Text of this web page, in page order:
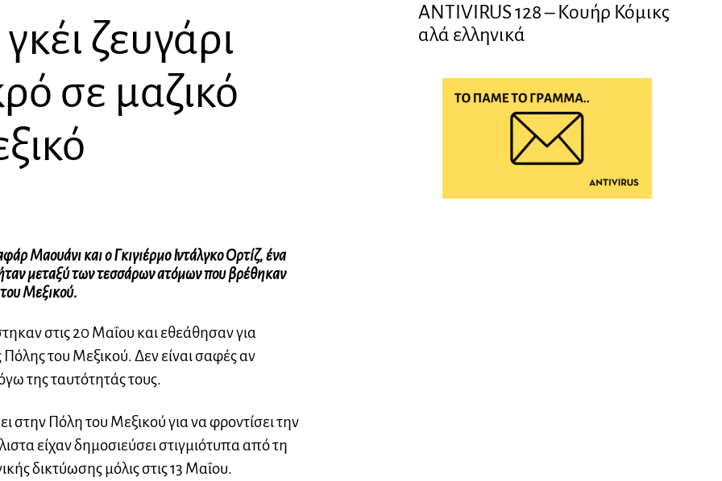
ζευγάρι
σε μαζικό
Μαουάνι και ο Γκιγιέρμο Ιντάλγκο Ορτίζ, ένα
μεταξύ των τεσσάρων ατόμων που βρέθηκαν
Μεξικού.
στις 20 Μαΐου και εθεάθησαν για
Πόλης του Μεξικού. Δεν είναι σαφές αν
της ταυτότητάς τους.
στην Πόλη του Μεξικού για να φροντίσει την
είχαν δημοσιεύσει στιγμιότυπα από τη
δικτύωσης μόλις στις 13 Μαΐου.
ANTIVIRUS 128 – Kουήρ Κόμικς
αλά ελληνικά